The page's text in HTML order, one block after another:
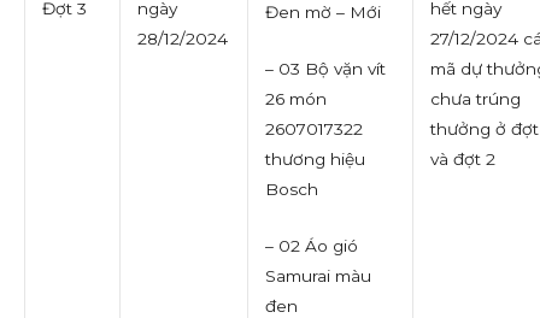
Đợt 3
ngày
28/12/2024
Đen mờ – Mới
– 03 Bộ vặn vít
26 món
2607017322
thương hiệu
Bosch
– 02 Áo gió
Samurai màu
đen
hết ngày
27/12/2024
mã dự
chưa trúng
thưởng ở đợt
và đợt 2